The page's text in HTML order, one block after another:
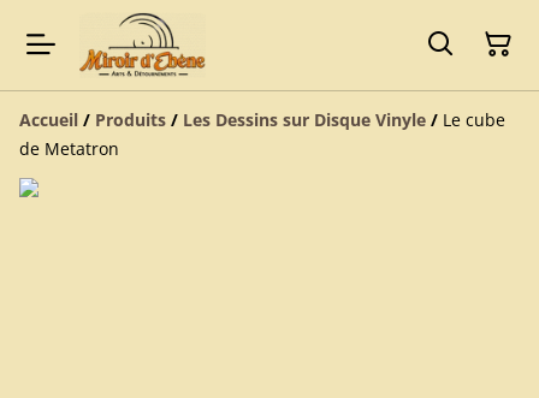
Accueil / Produits / Les Dessins sur Disque Vinyle / Le cube
de Metatron